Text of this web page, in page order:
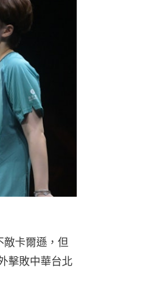
卡爾遜，但
擊敗中華台北